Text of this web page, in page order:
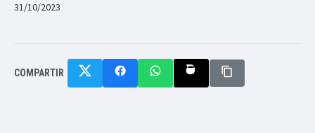
31/10/2023
COMPARTIR